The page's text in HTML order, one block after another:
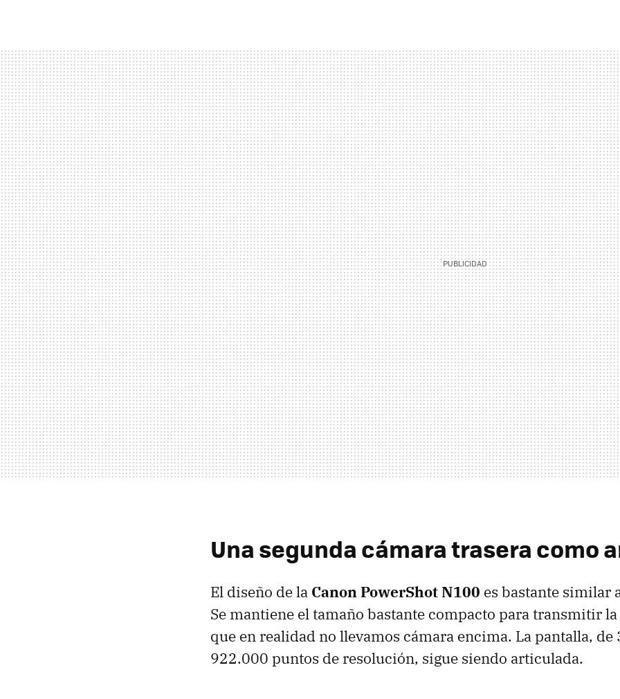
Una segunda cámara trasera como
El diseño de la Canon PowerShot N100 es bastante similar
Se mantiene el tamaño bastante compacto para transmitir
que en realidad no llevamos cámara encima. La pantalla, de
922.000 puntos de resolución, sigue siendo articulada.